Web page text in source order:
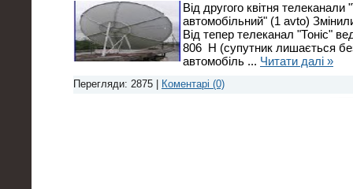
Від другого квітня
автомобільний" (1 avto)
Від тепер телеканал "Тоніс"
806 H (супутник лишається
автомобіль ... Читати далі »
Перегляди: 2875 | Коментарі (0)